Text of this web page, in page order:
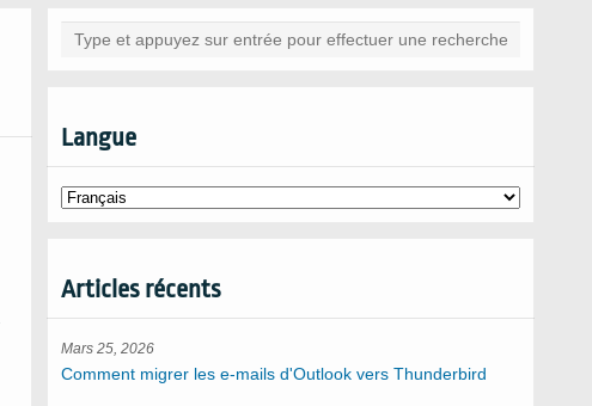
Langue
Articles récents
Mars 25, 2026
Comment migrer les e-mails d'Outlook vers Thunderbird